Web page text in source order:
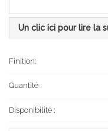
Un clic ici pour lire la
Finition:
Quantité :
Disponibilité :